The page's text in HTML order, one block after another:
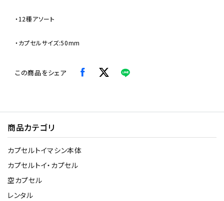
・12種アソート
・カプセルサイズ:50mm
この商品をシェア
商品カテゴリ
カプセルトイマシン本体
カプセルトイ・カプセル
空カプセル
レンタル